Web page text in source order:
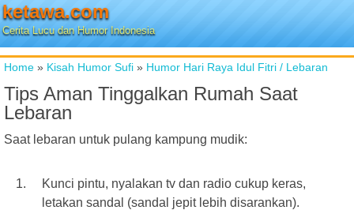
ketawa.com
Cerita Lucu dan Humor Indonesia
Home » Kisah Humor Sufi » Humor Hari Raya Idul Fitri / Lebaran
Tips Aman Tinggalkan Rumah Saat
Lebaran
Saat lebaran untuk pulang kampung mudik:
Kunci pintu, nyalakan tv dan radio cukup keras,
letakan sandal (sandal jepit lebih disarankan).